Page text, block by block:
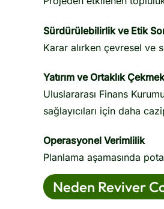
Sürdürülebilirlik ve Etik
Karar alırken çevresel ve
Yatırım ve Ortaklık Çekmek
Uluslararası Finans
sağlayıcıları için daha
Operasyonel Verimlilik
Planlama aşamasında
Neden Reviver